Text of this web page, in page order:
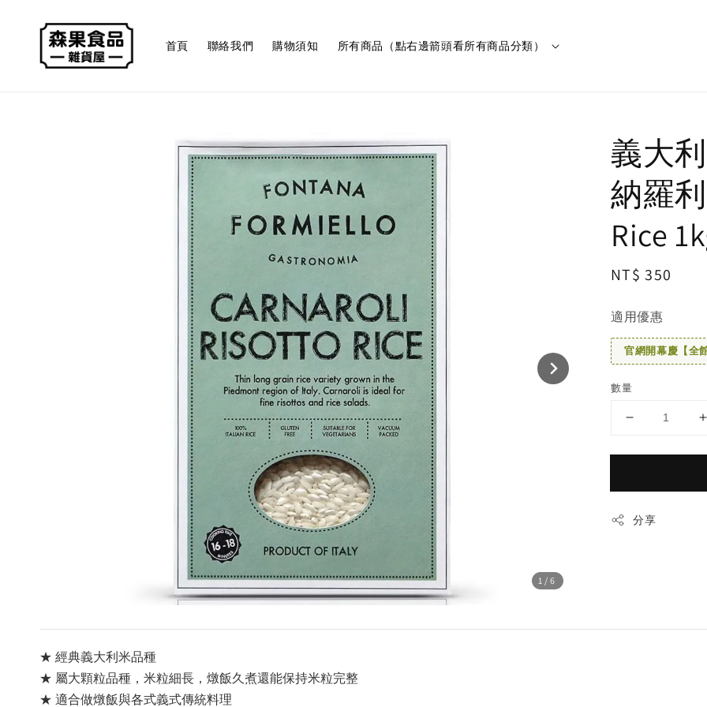
首頁 聯絡我們 購物須知 所有商品（點右邊箭頭看所有商品分類）
1 /6
義大
納羅
Rice
Regular
NT$ 350
適用優惠
官網開幕慶【全
數量
分享
★ 經典義大利米品種
★ 屬大顆粒品種，米粒細長，燉飯久煮還能保持米粒完整
★ 適合做燉飯與各式義式傳統料理